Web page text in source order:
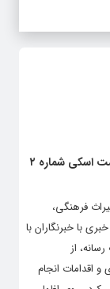
احداث یک هتل ۴ ستاره به همراه تله‌کابین و پیست اسکی شماره ۲
فرهنگی،
با خبرنگاران با
از
اقدامات انجام